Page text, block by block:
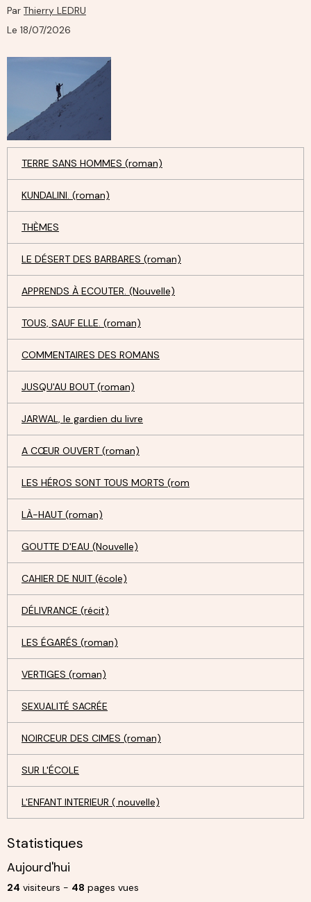
Par Thierry LEDRU
Le 18/07/2026
TERRE SANS HOMMES (roman)
KUNDALINI. (roman)
THÈMES
LE DÉSERT DES BARBARES (roman)
APPRENDS À ECOUTER. (Nouvelle)
TOUS, SAUF ELLE. (roman)
COMMENTAIRES DES ROMANS
JUSQU'AU BOUT (roman)
JARWAL, le gardien du livre
A CŒUR OUVERT (roman)
LES HÉROS SONT TOUS MORTS (rom
LÀ-HAUT (roman)
GOUTTE D'EAU (Nouvelle)
CAHIER DE NUIT (école)
DÉLIVRANCE (récit)
LES ÉGARÉS (roman)
VERTIGES (roman)
SEXUALITÉ SACRÉE
NOIRCEUR DES CIMES (roman)
SUR L'ÉCOLE
L'ENFANT INTERIEUR ( nouvelle)
Statistiques
Aujourd'hui
24 visiteurs - 48 pages vues